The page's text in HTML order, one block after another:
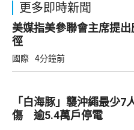
更多即時新聞
美媒指美參聯會主席提
徑
國際 4分鐘前
「白海豚」襲沖繩最少7
傷 逾5.4萬戶停電